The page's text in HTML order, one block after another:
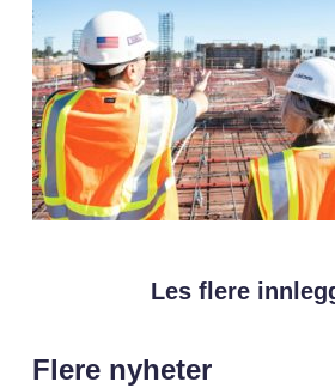
Les flere
Flere nyheter